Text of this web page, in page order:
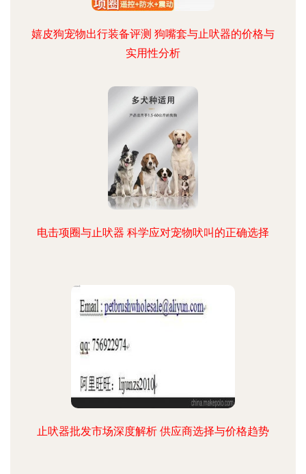
嬉皮狗宠物出行装备评测 狗嘴套与止吠器的价格与
实用性分析
电击项圈与止吠器 科学应对宠物吠叫的正确选择
止吠器批发市场深度解析 供应商选择与价格趋势